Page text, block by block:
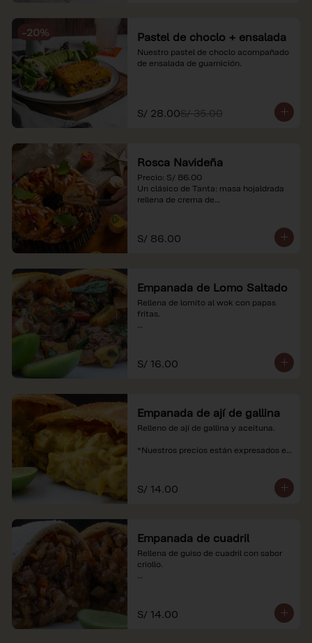
-20% Pastel de choclo + ensalada
Nuestro pastel de choclo acompañado
de ensalada de guarnición.
S/ 28.00S/ 35.00
Rosca Navideña
Precio: S/ 86.00
Un clásico de Tanta: masa hojaldrada
rellena de crema de
*Nuestros precios están expresados en
soles e incluyen impuestos de ley y
S/ 86.00
Empanada de Lomo Saltado
Rellena de lomito al wok con papas
fritas.
S/ 16.00
Empanada de ají de gallina
Relleno de ají de gallina y aceituna.
*Nuestros precios están expresados en
S/ 14.00
Empanada de cuadril
Rellena de guiso de cuadril con sabor
criollo.
S/ 14.00